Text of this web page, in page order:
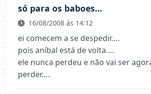
só para os baboes...
16/08/2008 às 14:12
ei comecem a se despedir….
pois aníbal está de volta….
ele nunca perdeu e não vai ser
perder….